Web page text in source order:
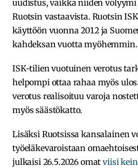
uudistus, vaikka niiden
Ruotsin vastaavista. Ruotsin
käyttöön vuonna 2012 ja
kahdeksan vuotta myöhemmin.
ISK-tilien vuotuinen verotus
helpompi ottaa rahaa myös
verotus realisoituu varoja
myös säästökatto.
Lisäksi Ruotsissa kansalainen
työeläkevaroistaan
julkaisi 26.5.2026 omatviisi